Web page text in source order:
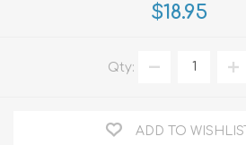
$18.95
Qty:
ADD TO WISHLIST